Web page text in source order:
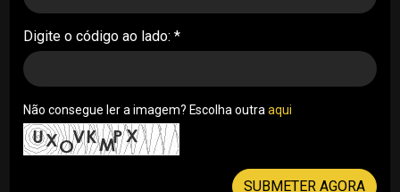
08/02/2024
Digite o código ao lado: *
Não consegue ler a imagem? Escolha outra aqui
SUBMETER AGORA